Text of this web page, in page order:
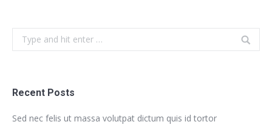
Search:
Recent Posts
Sed nec felis ut massa volutpat dictum quis id tortor